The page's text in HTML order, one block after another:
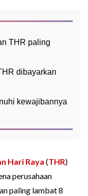
THR paling
dibayarkan
kewajibannya
Hari Raya (THR)
perusahaan
paling lambat 8